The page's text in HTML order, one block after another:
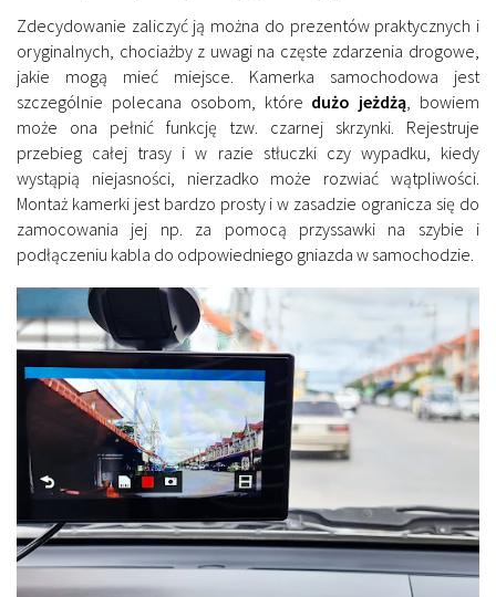
Zdecydowanie zaliczyć ją można do prezentów praktycznych i
oryginalnych, chociażby z uwagi na częste zdarzenia drogowe,
jakie mogą mieć miejsce. Kamerka samochodowa jest
szczególnie polecana osobom, które dużo jeżdżą, bowiem
może ona pełnić funkcję tzw. czarnej skrzynki. Rejestruje
przebieg całej trasy i w razie stłuczki czy wypadku, kiedy
wystąpią niejasności, nierzadko może rozwiać wątpliwości.
Montaż kamerki jest bardzo prosty i w zasadzie ogranicza się do
zamocowania jej np. za pomocą przyssawki na szybie i
podłączeniu kabla do odpowiedniego gniazda w samochodzie.